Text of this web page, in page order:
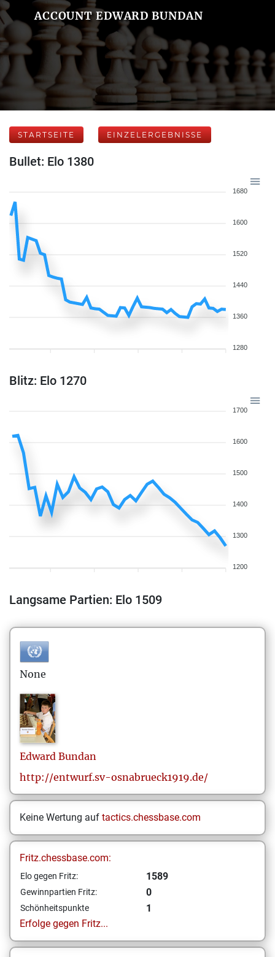
ACCOUNT EDWARD BUNDAN
STARTSEITE EINZELERGEBNISSE
Bullet: Elo 1380
1680
1600
1520
1440
1360
1280
Blitz: Elo 1270
1700
1600
1500
1400
1300
1200
Langsame Partien: Elo 1509
None
Edward Bundan
http://entwurf.sv-osnabrueck1919.de/
Keine Wertung auf tactics.chessbase.com
Fritz.chessbase.com:
Elo gegen Fritz: 1589
Gewinnpartien Fritz: 0
Schönheitspunkte
1
Erfolge gegen Fritz...